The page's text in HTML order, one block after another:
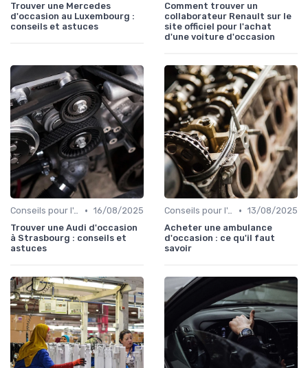
Trouver une Mercedes
d'occasion au Luxembourg :
conseils et astuces
Comment trouver un
collaborateur Renault sur le
site officiel pour l'achat
d'une voiture d'occasion
Conseils pour l'Achat • 16/08/2025
Trouver une Audi d'occasion
à Strasbourg : conseils et
astuces
Conseils pour l'Achat • 13/08/2025
Acheter une ambulance
d'occasion : ce qu'il faut
savoir